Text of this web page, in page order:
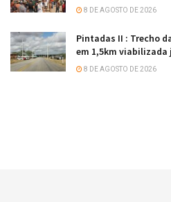
8 DE AGOSTO DE 2026
Pintadas II : Trecho
em 1,5km viabilizada
8 DE AGOSTO DE 2026